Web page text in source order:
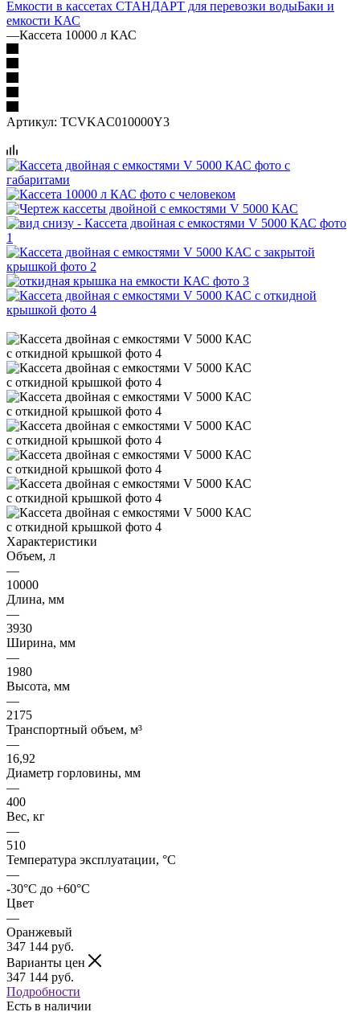
Емкости в кассетах СТАНДАРТ для перевозки водыБаки и
емкости КАС
—Кассета 10000 л КАС
Артикул: TCVKAC010000Y3
Характеристики
Объем, л
—
10000
Длина, мм
—
3930
Ширина, мм
—
1980
Высота, мм
—
2175
Транспортный объем, м³
—
16,92
Диаметр горловины, мм
—
400
Вес, кг
—
510
Температура эксплуатации, °C
—
-30°C до +60°C
Цвет
—
Оранжевый
347 144 руб.
Варианты цен
347 144 руб.
Подробности
Есть в наличии